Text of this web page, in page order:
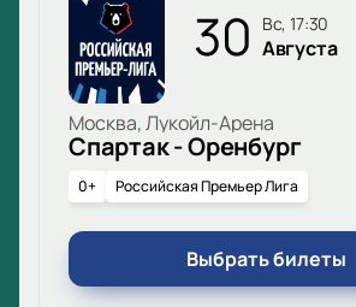
30 вс, 17:30
Августа
Москва, Лукойл-Арена
Спартак - Оренбург
0+ Российская Премьер Лига
Выбрать билеты